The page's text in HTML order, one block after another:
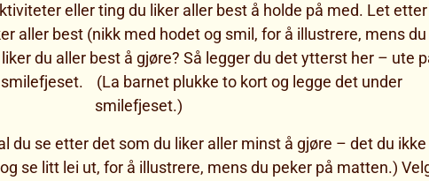
eller ting du liker aller best å holde på med. Let etter
aller best (nikk med hodet og smil, for å illustrere, mens du
du aller best å gjøre? Så legger du det ytterst her – ute
smilefjeset. (La barnet plukke to kort og legge det under
smilefjeset.)
du se etter det som du liker aller minst å gjøre – det du ikke
se litt lei ut, for å illustrere, mens du peker på matten.)